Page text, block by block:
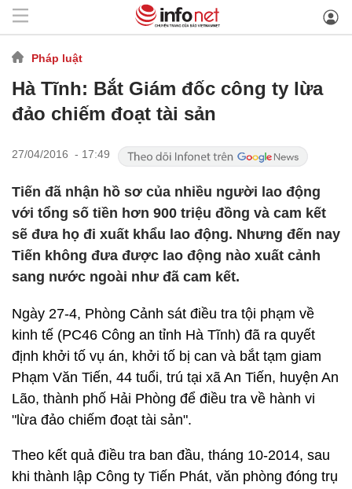
Pháp luật
Hà Tĩnh: Bắt Giám đốc công ty lừa
đảo chiếm đoạt tài sản
27/04/2016 - 17:49
Tiến đã nhận hồ sơ của nhiều người lao động
với tổng số tiền hơn 900 triệu đồng và cam kết
sẽ đưa họ đi xuất khẩu lao động. Nhưng đến nay
Tiến không đưa được lao động nào xuất cảnh
sang nước ngoài như đã cam kết.
Ngày 27-4, Phòng Cảnh sát điều tra tội phạm về
kinh tế (PC46 Công an tỉnh Hà Tĩnh) đã ra quyết
định khởi tố vụ án, khởi tố bị can và bắt tạm giam
Phạm Văn Tiến, 44 tuổi, trú tại xã An Tiến, huyện An
Lão, thành phố Hải Phòng để điều tra về hành vi
"lừa đảo chiếm đoạt tài sản".
Theo kết quả điều tra ban đầu, tháng 10-2014, sau
khi thành lập Công ty Tiến Phát, văn phòng đóng trụ